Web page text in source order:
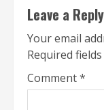
Leave a Reply
Your email
Required
Comment*